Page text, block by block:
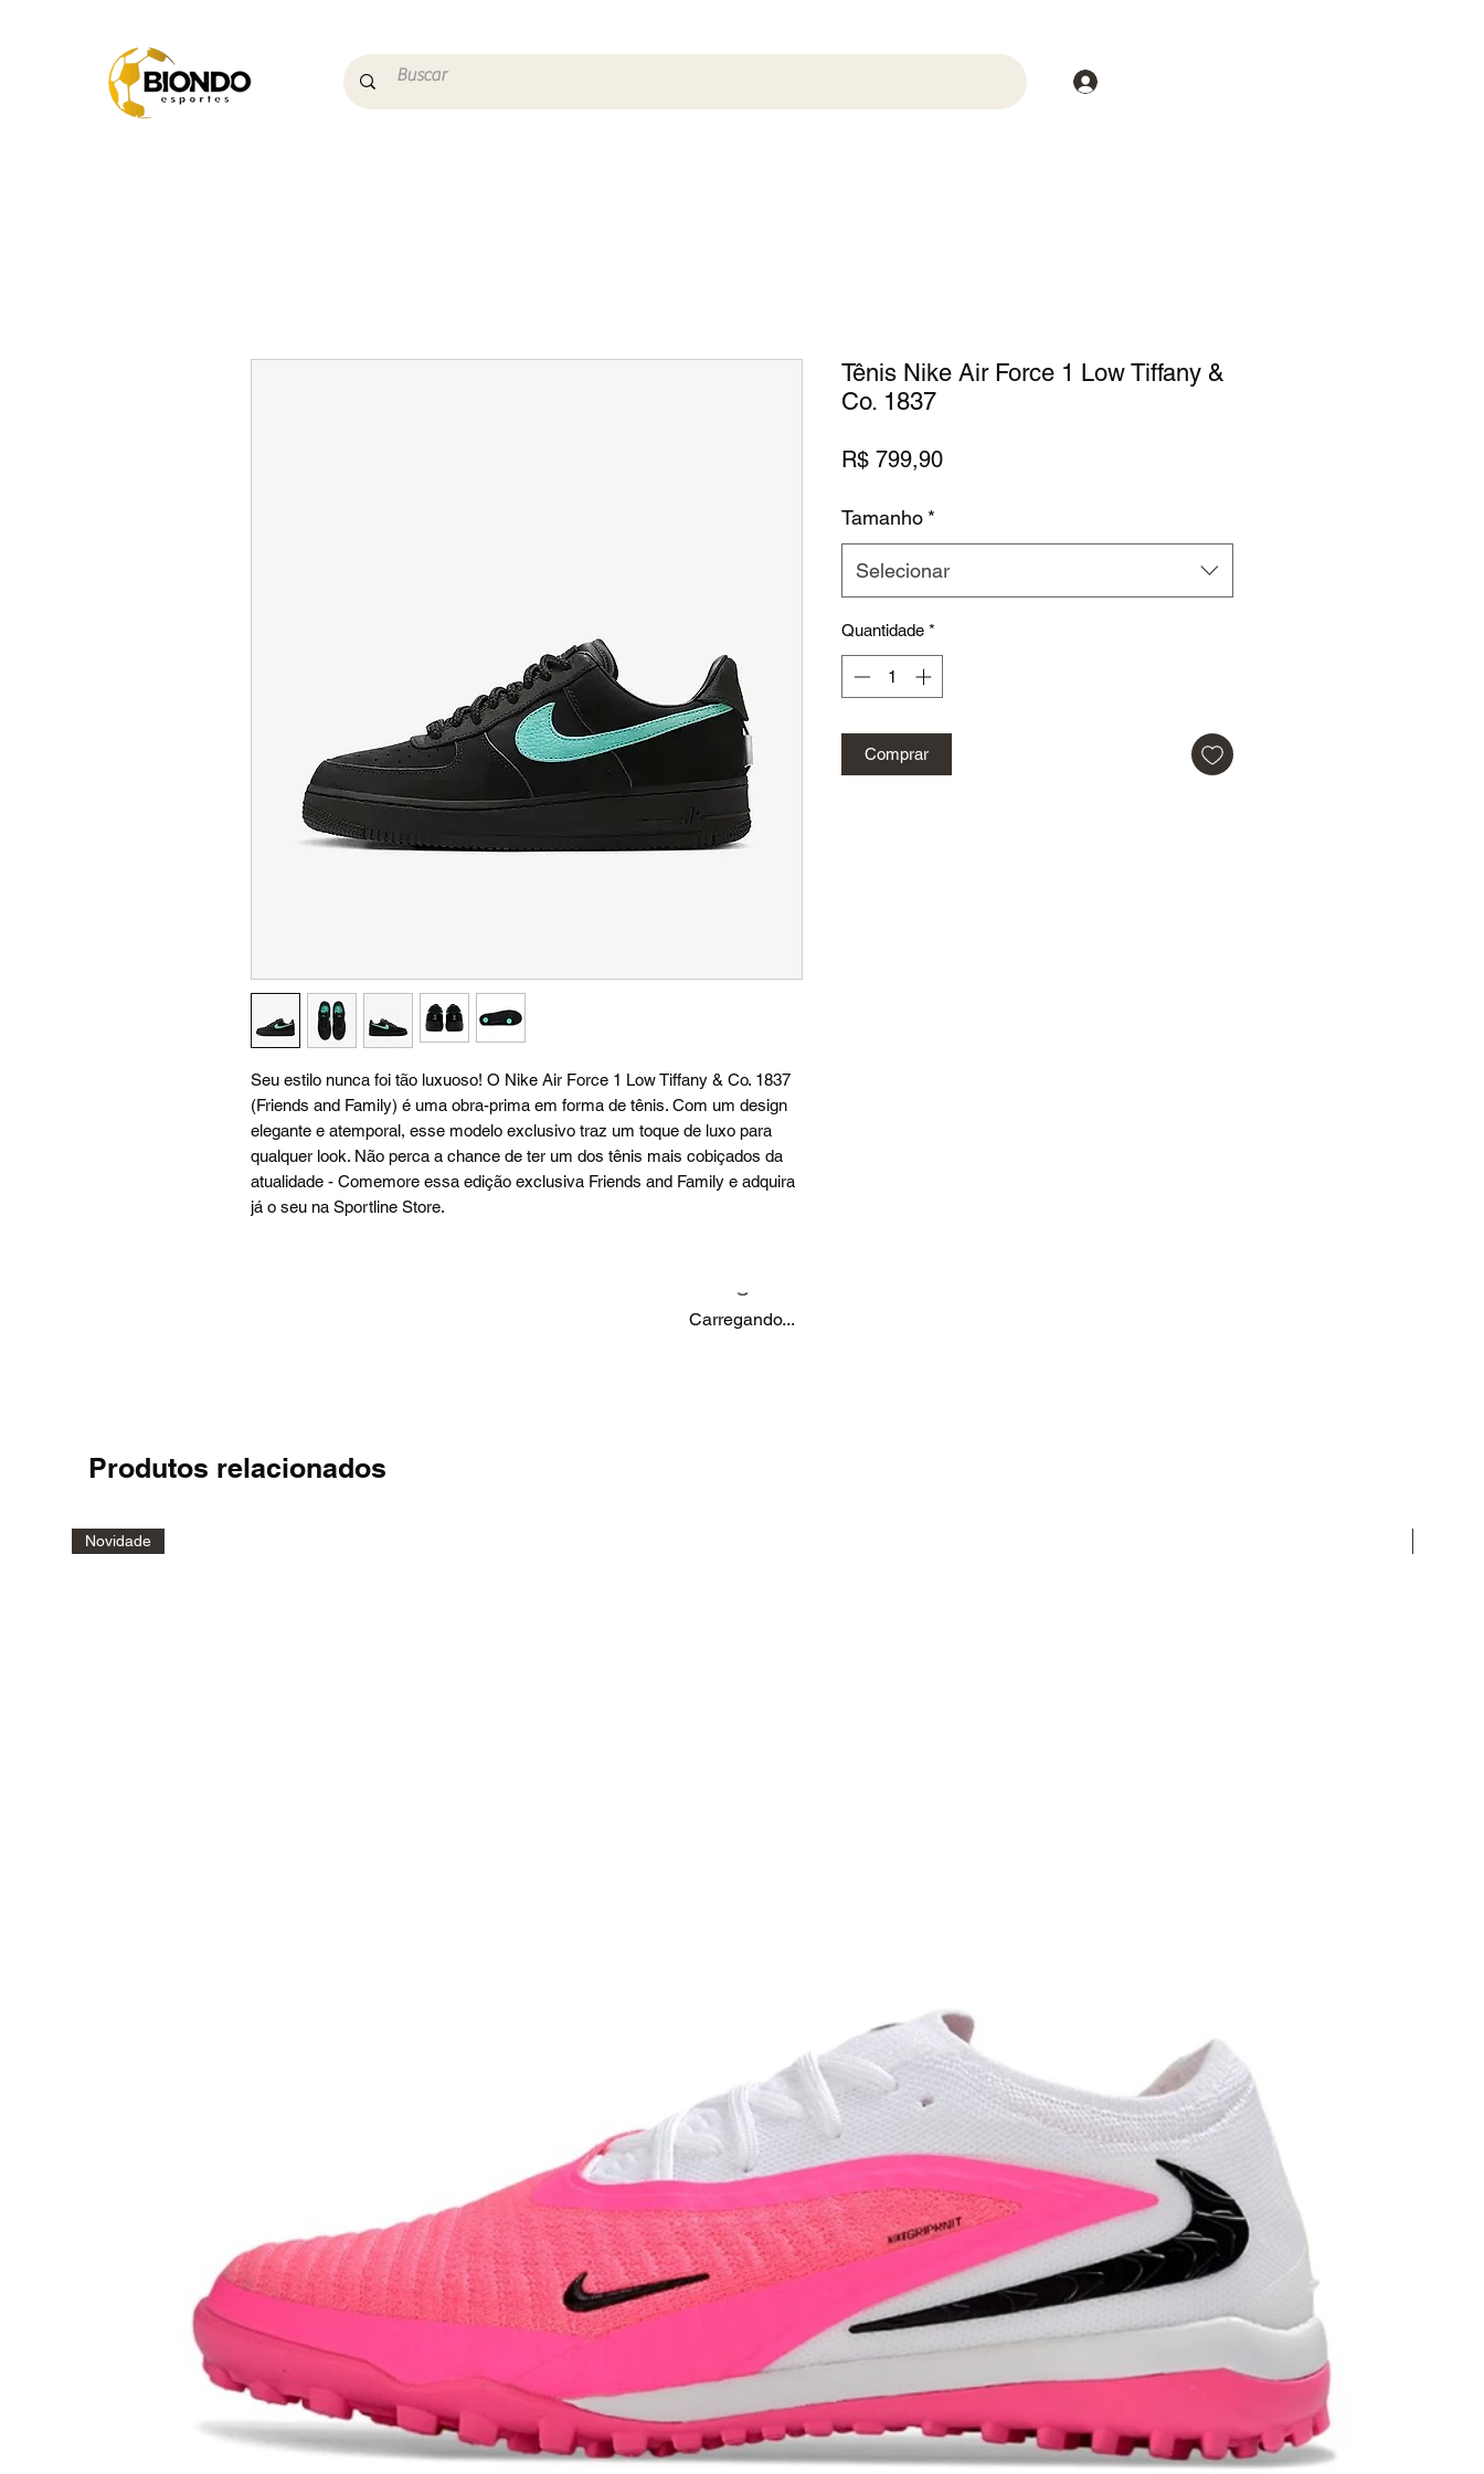
Seu estilo nunca foi tão luxuoso! O Nike Air Force 1 Low Tiffany & Co. 1837
(Friends and Family) é uma obra-prima em forma de tênis. Com um design
elegante e atemporal, esse modelo exclusivo traz um toque de luxo para
qualquer look. Não perca a chance de ter um dos tênis mais cobiçados da
atualidade - Comemore essa edição exclusiva Friends and Family e adquira
já o seu na Sportline Store.
Tênis Nike Air Force 1 Low Tiffany &
Co. 1837
R$ 799,90Preço
Tamanho *
Selecionar
Quantidade *
Comprar
Carregando...
Produtos relacionados
Novidade